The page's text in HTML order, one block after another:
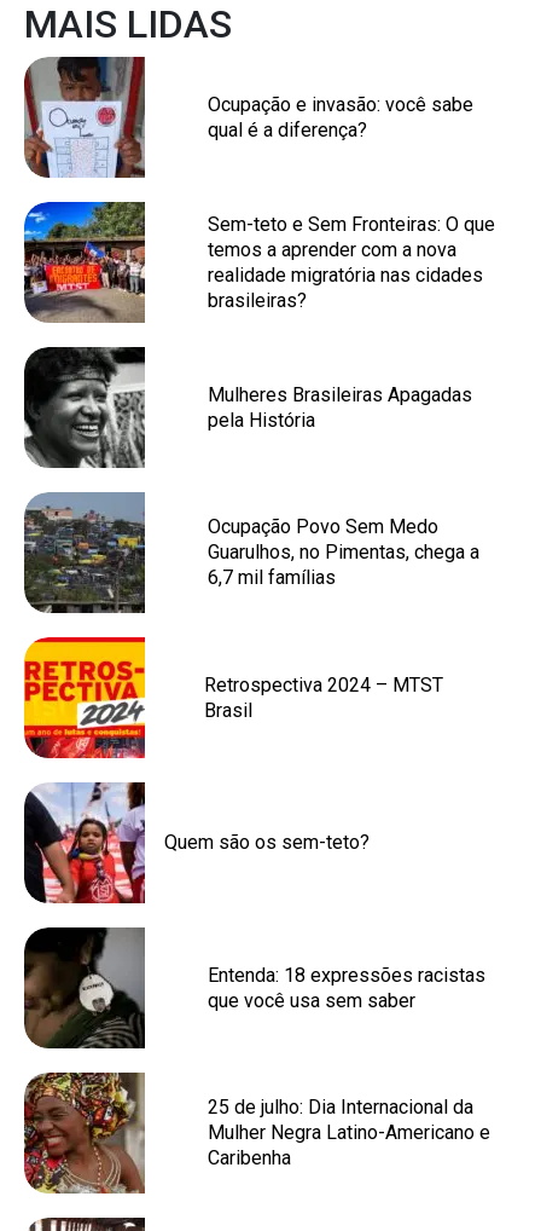
MAIS LIDAS
Ocupação e invasão: você sabe
qual é a diferença?
Sem-teto e Sem Fronteiras: O que
temos a aprender com a nova
realidade migratória nas cidades
brasileiras?
Mulheres Brasileiras Apagadas
pela História
Ocupação Povo Sem Medo
Guarulhos, no Pimentas, chega a
6,7 mil famílias
Retrospectiva 2024 – MTST
Brasil
Quem são os sem-teto?
Entenda: 18 expressões racistas
que você usa sem saber
25 de julho: Dia Internacional da
Mulher Negra Latino-Americano e
Caribenha